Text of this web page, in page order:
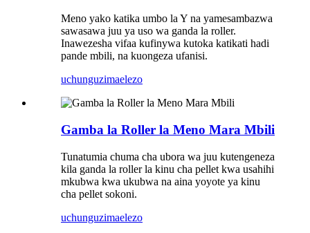
Meno yako katika umbo la Y na yamesambazwa
sawasawa juu ya uso wa ganda la roller.
Inawezesha vifaa kufinywa kutoka katikati hadi
pande mbili, na kuongeza ufanisi.
uchunguzimaelezo
Gamba la Roller la Meno Mara Mbili
Tunatumia chuma cha ubora wa juu kutengeneza
kila ganda la roller la kinu cha pellet kwa usahihi
mkubwa kwa ukubwa na aina yoyote ya kinu
cha pellet sokoni.
uchunguzimaelezo